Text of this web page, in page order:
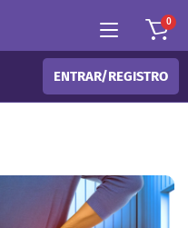
0
ENTRAR/REGISTRO